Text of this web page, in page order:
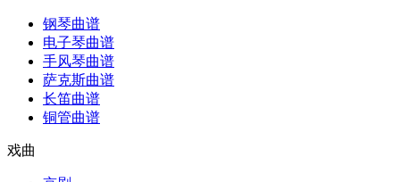
钢琴曲谱
电子琴曲谱
手风琴曲谱
萨克斯曲谱
长笛曲谱
铜管曲谱
戏曲